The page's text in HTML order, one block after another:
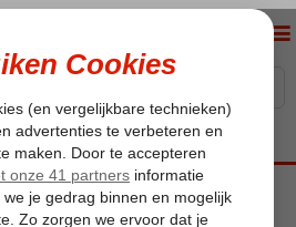
Sandy Beach Resort